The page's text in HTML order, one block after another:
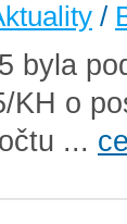
/
byla
KH o
...